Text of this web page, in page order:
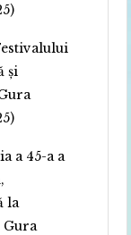
și
a 45-a a
la
Gura